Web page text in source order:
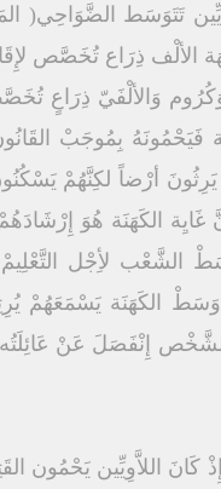
مِمَّا يُعْطَى لِلاَّوِيِّين تَتَوَسَط
الألْف ذِرَاع تُخَصَّص
وَالألْفَيّ ذِرَاعٍ
فَيَحْمُونَهُ بِمُوجَبْ
لاَ يَرِثُونَ أرْضاً
الكَهَنَة هُوَ
الشَّعْب لأِجْل
القَاتِلْ سَيَسْكُنْ وَسَطْ
إِنْفَصَلَ عَنْ عَائِلَتُه
كَانَ اللاَّوِيِّين